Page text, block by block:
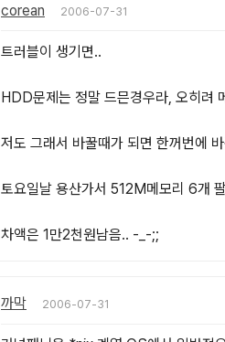
corean 2006-07-31
트러블이 생기면..
HDD문제는 정말 드믄경우라, 오히려
저도 그래서 바꿀때가 되면 한꺼번에
토요일날 용산가서 512M메모리 6개
차액은 1만2천원남음.. -_-;;
까막 2006-07-31